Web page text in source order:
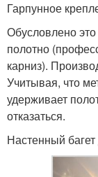
Гарпунное
Обусловлено
полотно
карниз).
Учитывая, что
удерживает
отказаться.
Настенный